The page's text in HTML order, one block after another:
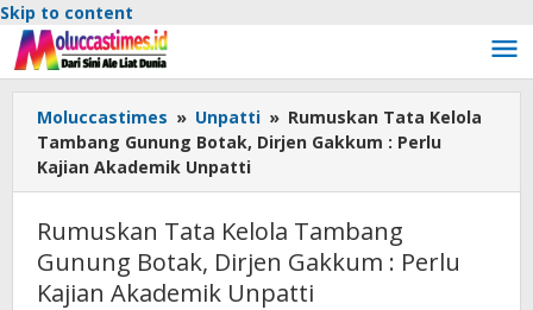
Skip to content
Moluccastimes » Unpatti » Rumuskan Tata Kelola
Tambang Gunung Botak, Dirjen Gakkum : Perlu
Kajian Akademik Unpatti
Rumuskan Tata Kelola Tambang
Gunung Botak, Dirjen Gakkum : Perlu
Kajian Akademik Unpatti